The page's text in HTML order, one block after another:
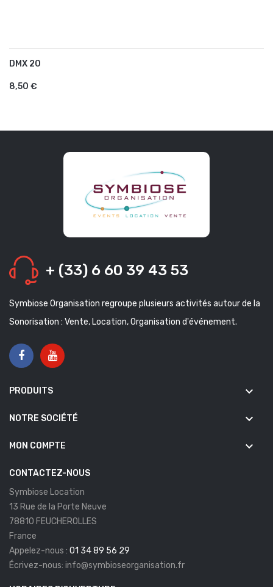
DMX 20
8,50 €
+ (33) 6 60 39 43 53
Symbiose Organisation regroupe plusieurs activités autour de la
Sonorisation : Vente, Location, Organisation d'événement.
PRODUITS keyboard_arrow_down
NOTRE SOCIÉTÉ keyboard_arrow_down
MON COMPTE keyboard_arrow_down
CONTACTEZ-NOUS
Symbiose Location
13 Rue de la Porte Neuve
78810 FEUCHEROLLES
France
Appelez-nous : 01 34 89 56 29
Écrivez-nous: info@symbioseorganisation.fr